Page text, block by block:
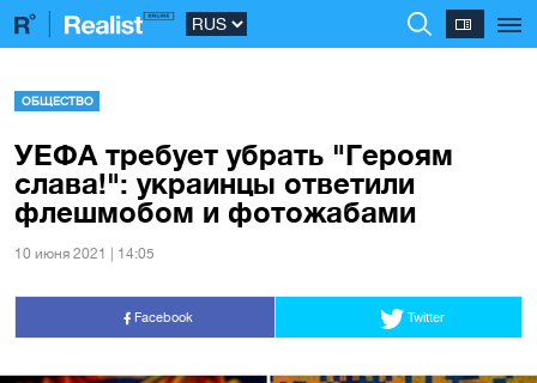
ОБЩЕСТВО
УЕФА требует убрать "Героям
слава!": украинцы ответили
флешмобом и фотожабами
10 июня 2021 | 14:05
Facebook Twitter